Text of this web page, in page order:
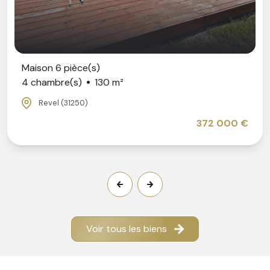
6 pièce(s)
130 m²
(31250)
372 000 €
Voir tous les biens